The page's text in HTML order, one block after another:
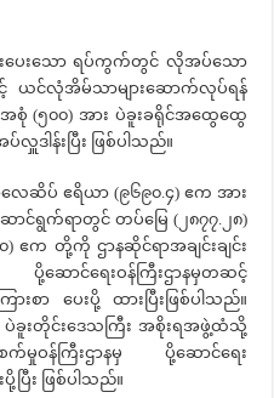
ပေးသော ရပ်ကွက်တွင် လိုအပ်သော
င်လုံအိမ်သာများဆောက်လုပ်ရန်
(၅၀၀) အား ပဲခူးခရိုင်အထွေထွေ
လှူဒါန်းပြီး ဖြစ်ပါသည်။
ပ် ဧရိယာ (၉၆၉၀.၄) ဧက အား
ရွက်ရာတွင် တပ်‌မြေ (၂၈၇၇.၂၈)
) ဧက တို့ကို ‌ဌာနဆိုင်ရာအချင်းချင်း
ပို့ဆောင်ရေးဝန်ကြီးဌာနမှတဆင့်
းစာ ပေးပို့ ထားပြီးဖြစ်ပါသည်။
ပဲခူးတိုင်းဒေသကြီး အစိုးရအဖွဲ့ထံသို့
စက်မှုဝန်ကြီးဌာနမှ ပို့ဆောင်ရေး
ပြီး ဖြစ်ပါသည်။